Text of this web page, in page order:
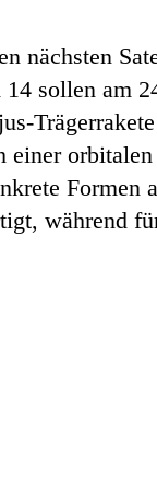
nächsten
sollen am
während